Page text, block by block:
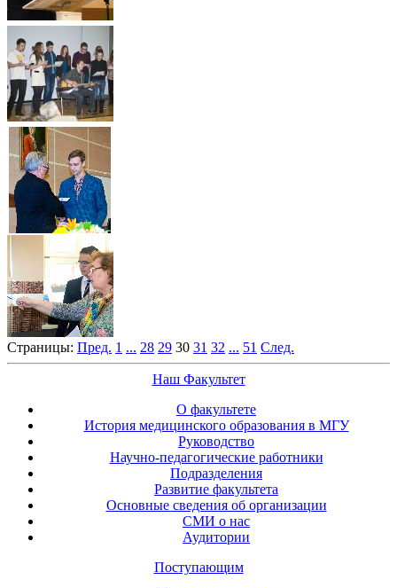
Страницы: Пред. 1 ... 28 29 30 31 32 ... 51 След.
Наш Факультет
О факультете
История медицинского образования в МГУ
Руководство
Научно-педагогические работники
Подразделения
Развитие факультета
Основные сведения об организации
СМИ о нас
Аудитории
Поступающим